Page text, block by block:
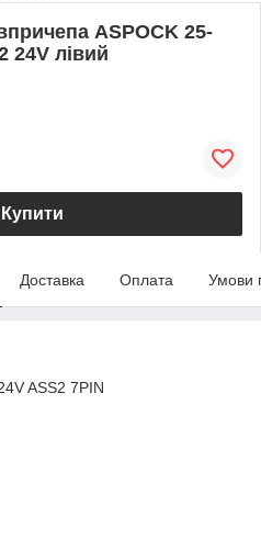
ASPOCK 25-
24V лівий
Купити
Доставка Оплата Умови
ASS2 7PIN